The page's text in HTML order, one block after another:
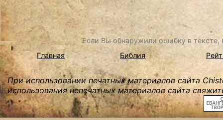
Если Вы обнаружили ошибку в
Главная
Библия
При использовании печатных материалов сайта
использования непечатных материалов сайта